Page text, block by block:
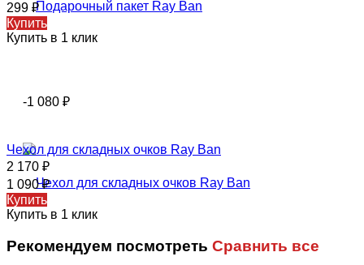
299 ₽
Купить
Купить в 1 клик
-1 080 ₽
Чехол для складных очков Ray Ban
2 170 ₽
1 090₽
Купить
Купить в 1 клик
Рекомендуем посмотреть Сравнить все